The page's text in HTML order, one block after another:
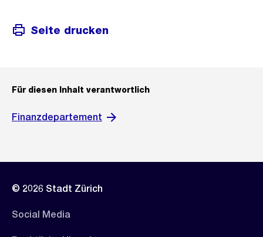
Seite drucken
Für diesen Inhalt verantwortlich
Finanzdepartement
© 2026 Stadt Zürich
Social Media